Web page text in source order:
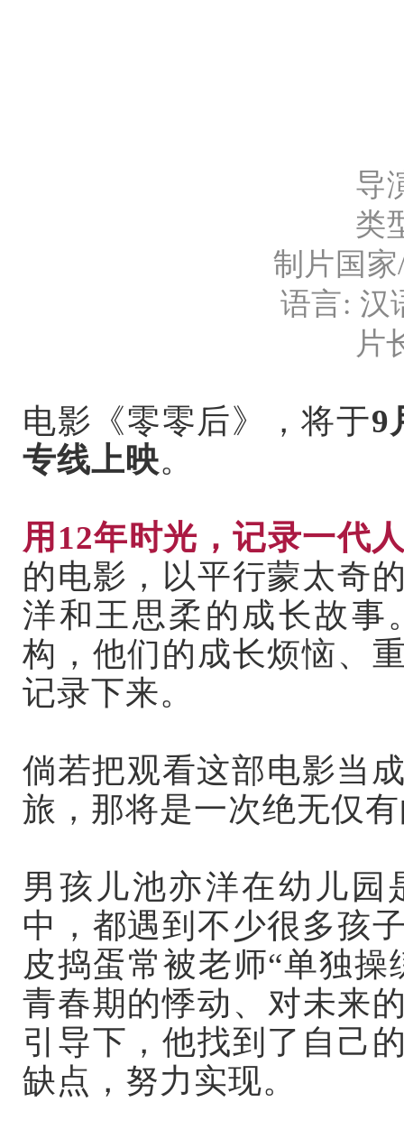
导
类
制片国
语言: 汉
片
电影《零零后》 ，将于9
专线上映。
用12年时光，记录一代
的电影，以平行蒙太奇
洋和王思柔的成长故事
构，他们的成长烦恼、
记录下来。
倘若把观看这部电影当
旅，那将是一次绝无仅
男孩儿池亦洋在幼儿
中，都遇到不少很多孩
皮捣蛋常被老师“单独
青春期的悸动、对未来
引导下，他找到了自己
缺点，努力实现。